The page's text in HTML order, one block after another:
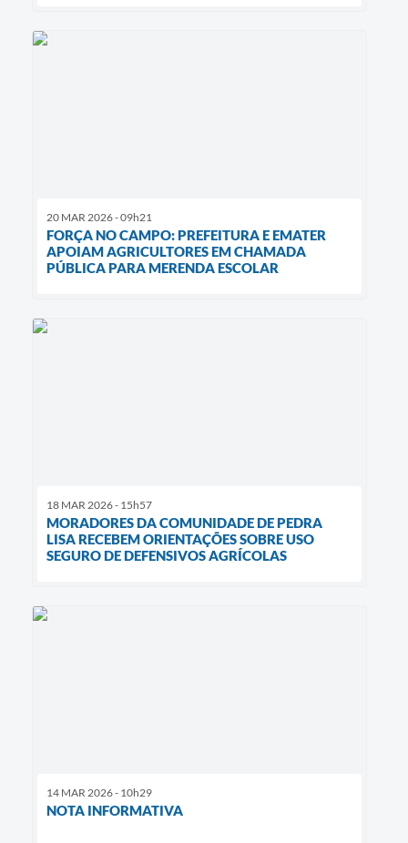
20 MAR 2026 - 09h21
FORÇA NO CAMPO: PREFEITURA E EMATER
APOIAM AGRICULTORES EM CHAMADA
PÚBLICA PARA MERENDA ESCOLAR
18 MAR 2026 - 15h57
MORADORES DA COMUNIDADE DE PEDRA
LISA RECEBEM ORIENTAÇÕES SOBRE USO
SEGURO DE DEFENSIVOS AGRÍCOLAS
14 MAR 2026 - 10h29
NOTA INFORMATIVA